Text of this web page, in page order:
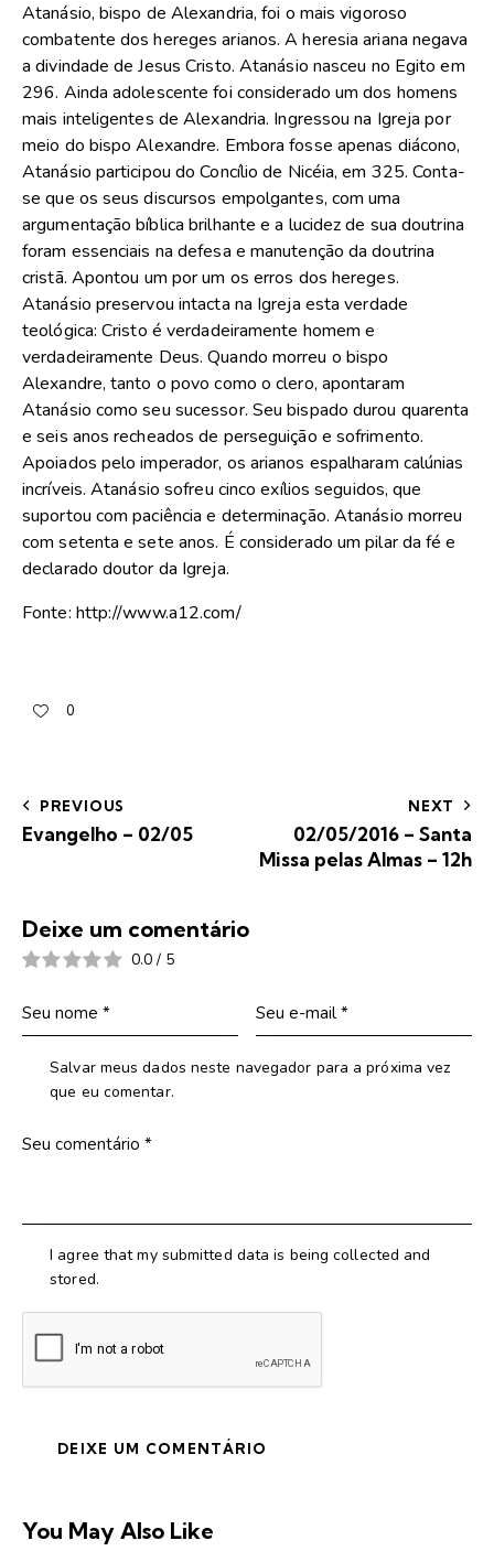
Atanásio, bispo de Alexandria, foi o mais vigoroso
combatente dos hereges arianos. A heresia ariana negava
a divindade de Jesus Cristo. Atanásio nasceu no Egito em
296. Ainda adolescente foi considerado um dos homens
mais inteligentes de Alexandria. Ingressou na Igreja por
meio do bispo Alexandre. Embora fosse apenas diácono,
Atanásio participou do Concílio de Nicéia, em 325. Conta-
se que os seus discursos empolgantes, com uma
argumentação bíblica brilhante e a lucidez de sua doutrina
foram essenciais na defesa e manutenção da doutrina
cristã. Apontou um por um os erros dos hereges.
Atanásio preservou intacta na Igreja esta verdade
teológica: Cristo é verdadeiramente homem e
verdadeiramente Deus. Quando morreu o bispo
Alexandre, tanto o povo como o clero, apontaram
Atanásio como seu sucessor. Seu bispado durou quarenta
e seis anos recheados de perseguição e sofrimento.
Apoiados pelo imperador, os arianos espalharam calúnias
incríveis. Atanásio sofreu cinco exílios seguidos, que
suportou com paciência e determinação. Atanásio morreu
com setenta e sete anos. É considerado um pilar da fé e
declarado doutor da Igreja.
Fonte: http://www.a12.com/
0
PREVIOUS
Evangelho – 02/05
NEXT
02/05/2016 – Santa
Missa pelas Almas – 12h
Deixe um comentário
0.0 / 5
Salvar meus dados neste navegador para a próxima vez
que eu comentar.
I agree that my submitted data is being collected and
stored.
You May Also Like